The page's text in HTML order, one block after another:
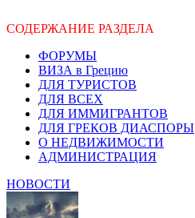
СОДЕРЖАНИЕ РАЗДЕЛА
ФОРУМЫ
ВИЗА в Грецию
ДЛЯ ТУРИСТОВ
ДЛЯ ВСЕХ
ДЛЯ ИММИГРАНТОВ
ДЛЯ ГРЕКОВ ДИАСПОРЫ
О НЕДВИЖИМОСТИ
АДМИНИСТРАЦИЯ
НОВОСТИ